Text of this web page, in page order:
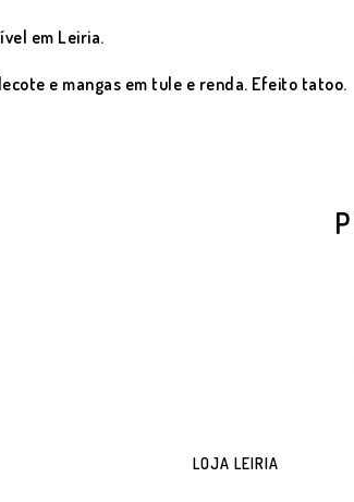
em Leiria.
e mangas em tule e renda. Efeito tatoo.
LOJA LEIRIA